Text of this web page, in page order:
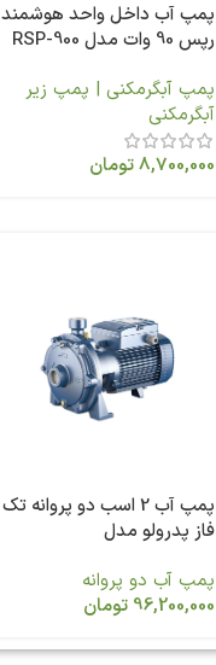
پمپ آب داخل واحد هوشمند
رپس 90 وات مدل RSP-900
پمپ آبگرمکنی | پمپ زیر
آبگرمکنی
8,700,000تومان
پمپ آب 2 اسب دو پروانه تک
فاز پدرولو مدل
پمپ آب دو پروانه
96,200,000 تومان